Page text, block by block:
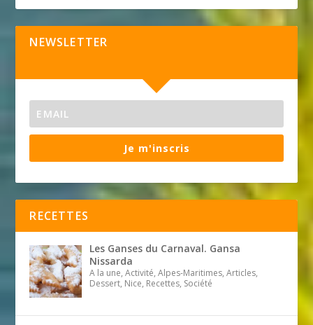
NEWSLETTER
Je m'inscris
RECETTES
Les Ganses du Carnaval. Gansa
Nissarda
A la une, Activité, Alpes-Maritimes, Articles,
Dessert, Nice, Recettes, Société